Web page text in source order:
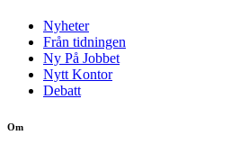
Nyheter
Från tidningen
Ny På Jobbet
Nytt Kontor
Debatt
Om